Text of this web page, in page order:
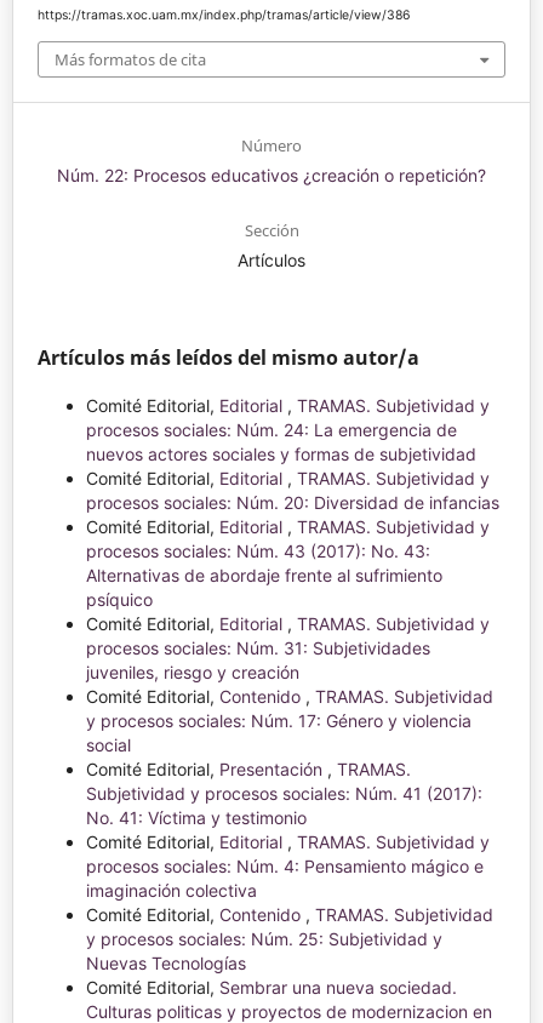
https://tramas.xoc.uam.mx/index.php/tramas/article/view/386
Más formatos de cita
Número
Núm. 22: Procesos educativos ¿creación o repetición?
Sección
Artículos
Artículos más leídos del mismo autor/a
Comité Editorial, Editorial , TRAMAS. Subjetividad y
procesos sociales: Núm. 24: La emergencia de
nuevos actores sociales y formas de subjetividad
Comité Editorial, Editorial , TRAMAS. Subjetividad y
procesos sociales: Núm. 20: Diversidad de infancias
Comité Editorial, Editorial , TRAMAS. Subjetividad y
procesos sociales: Núm. 43 (2017): No. 43:
Alternativas de abordaje frente al sufrimiento
psíquico
Comité Editorial, Editorial , TRAMAS. Subjetividad y
procesos sociales: Núm. 31: Subjetividades
juveniles, riesgo y creación
Comité Editorial, Contenido , TRAMAS. Subjetividad
y procesos sociales: Núm. 17: Género y violencia
social
Comité Editorial, Presentación , TRAMAS.
Subjetividad y procesos sociales: Núm. 41 (2017):
No. 41: Víctima y testimonio
Comité Editorial, Editorial , TRAMAS. Subjetividad y
procesos sociales: Núm. 4: Pensamiento mágico e
imaginación colectiva
Comité Editorial, Contenido , TRAMAS. Subjetividad
y procesos sociales: Núm. 25: Subjetividad y
Nuevas Tecnologías
Comité Editorial, Sembrar una nueva sociedad.
Culturas politicas y proyectos de modernizacion en